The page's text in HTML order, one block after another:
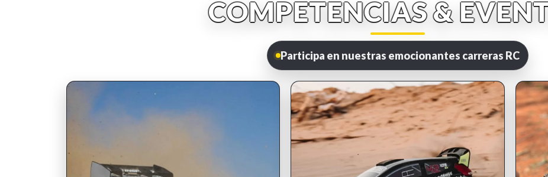
COMPETENCIAS &
Participa en nuestras emocionantes carreras RC
INSCRIPCIONES ABIERTAS INSCRIPCIONES ABIERTAS